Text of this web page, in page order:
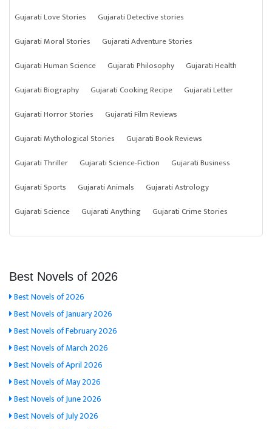
Gujarati Love Stories
Gujarati Detective stories
Gujarati Moral Stories
Gujarati Adventure Stories
Gujarati Human Science
Gujarati Philosophy
Gujarati Health
Gujarati Biography
Gujarati Cooking Recipe
Gujarati Letter
Gujarati Horror Stories
Gujarati Film Reviews
Gujarati Mythological Stories
Gujarati Book Reviews
Gujarati Thriller
Gujarati Science-Fiction
Gujarati Business
Gujarati Sports
Gujarati Animals
Gujarati Astrology
Gujarati Science
Gujarati Anything Gujarati Crime Stories
Best Novels of 2026
Best Novels of 2026
Best Novels of January 2026
Best Novels of February 2026
Best Novels of March 2026
Best Novels of April 2026
Best Novels of May 2026
Best Novels of June 2026
Best Novels of July 2026